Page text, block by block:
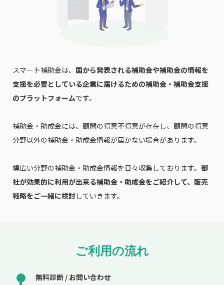
会社名
「PDF資料ダウンロード」ボタンを押下した時点
スマート補助金は、 国から発表される補助金や補助金の情報を
支援を必要としている企業に届けるための補助金・補助金支援
のプラットフォームです。
補助金・助成金には、顧問の得意不得意が存在し、顧問の得意
分野以外の補助金・助成金情報が届かない場合があります。
幅広い分野の補助金・助成金情報を日々収集しております。 御
社が効果的に利用が出来る補助金・助成金をご紹介して、販売
戦略をご一緒に検討していきます。
ご利用の流れ
無料診断 / お問い合わせ